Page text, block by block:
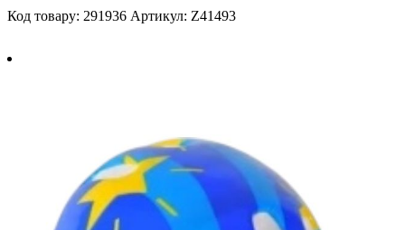
Код товару: 291936 Артикул: Z41493